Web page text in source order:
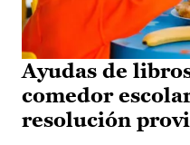
Ayudas de
comedor
resolución